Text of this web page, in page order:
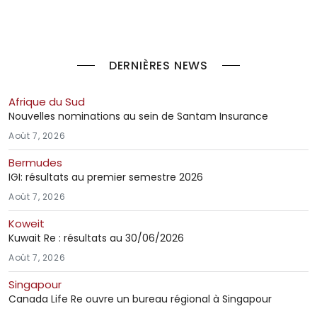
DERNIÈRES NEWS
Afrique du Sud
Nouvelles nominations au sein de Santam Insurance
Août 7, 2026
Bermudes
IGI: résultats au premier semestre 2026
Août 7, 2026
Koweit
Kuwait Re : résultats au 30/06/2026
Août 7, 2026
Singapour
Canada Life Re ouvre un bureau régional à Singapour